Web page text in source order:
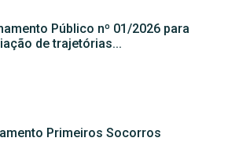
Público nº 01/2026 para
de trajetórias...
Primeiros Socorros